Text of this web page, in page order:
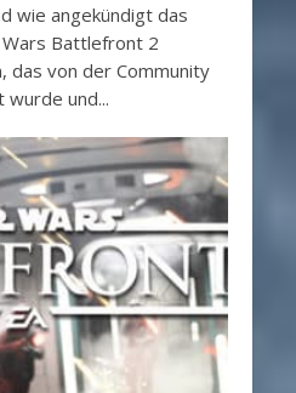
wie angekündigt das
Battlefront 2
von der Community
und...